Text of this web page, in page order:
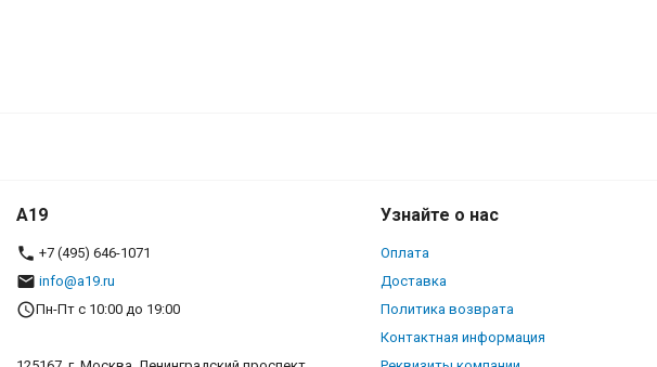
A19
+7 (495) 646-1071
info@a19.ru
Пн-Пт с 10:00 до 19:00
Узнайте о нас
Оплата
Доставка
Политика возврата
Контактная информация